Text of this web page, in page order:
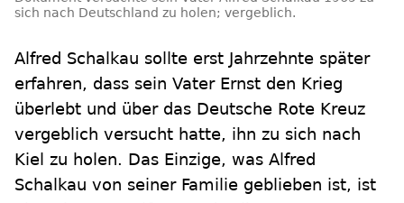
sich nach Deutschland zu holen; vergeblich.
Alfred Schalkau sollte erst Jahrzehnte später
erfahren, dass sein Vater Ernst den Krieg
überlebt und über das Deutsche Rote Kreuz
vergeblich versucht hatte, ihn zu sich nach
Kiel zu holen. Das Einzige, was Alfred
Schalkau von seiner Familie geblieben ist, ist